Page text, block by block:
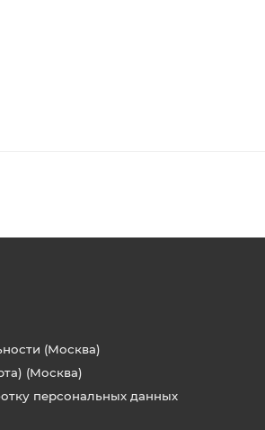
(Москва)
(Москва)
персональных данных